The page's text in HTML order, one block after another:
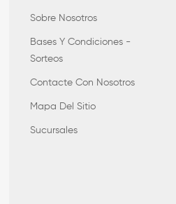
Sobre Nosotros
Bases Y Condiciones -
Sorteos
Contacte Con Nosotros
Mapa Del Sitio
Sucursales